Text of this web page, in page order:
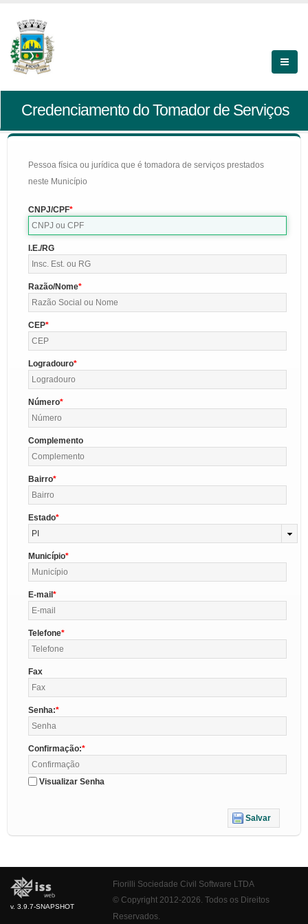
Credenciamento do Tomador de Serviços
Pessoa física ou jurídica que é tomadora de serviços prestados
neste Município
CNPJ/CPF
I.E./RG
Razão/Nome
CEP
Logradouro
Número
Complemento
Bairro
Estado
PI
Município
E-mail
Telefone
Fax
Senha:
Confirmação:
Visualizar Senha
Salvar
v. 3.9.7-SNAPSHOT
Fiorilli Sociedade Civil Software LTDA
© Copyright 2012-2026. Todos os Direitos
Reservados.